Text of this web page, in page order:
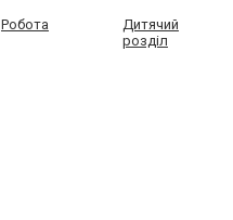
Робота
Дитячий
розділ